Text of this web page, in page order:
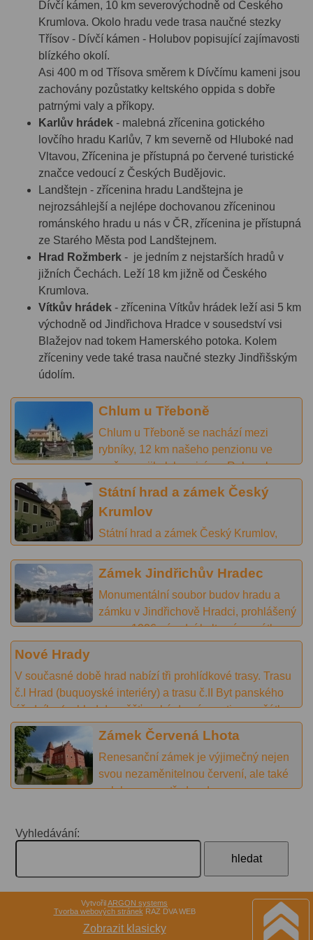
Dívčí kámen, 10 km severovýchodně od Českého
Krumlova. Okolo hradu vede trasa naučné stezky
Třísov - Dívčí kámen - Holubov popisující zajímavosti
blízkého okolí.
Asi 400 m od Třísova směrem k Dívčímu kameni jsou
zachovány pozůstatky keltského oppida s dobře
patrnými valy a příkopy.
Karlův hrádek - malebná zřícenina gotického
lovčího hradu Karlův, 7 km severně od Hluboké nad
Vltavou, Zřícenina je přístupná po červené turistické
značce vedoucí z Českých Budějovic.
Landštejn - zřícenina hradu Landštejna je
nejrozsáhlejší a nejlépe dochovanou zříceninou
románského hradu u nás v ČR, zřícenina je přístupná
ze Starého Města pod Landštejnem.
Hrad Rožmberk - je jedním z nejstarších hradů v
jižních Čechách. Leží 18 km jižně od Českého
Krumlova.
Vítkův hrádek - zřícenina Vítkův hrádek leží asi 5 km
východně od Jindřichova Hradce v sousedství vsi
Blažejov nad tokem Hamerského potoka. Kolem
zříceniny vede také trasa naučné stezky Jindřišským
údolím.
Chlum u Třeboně
Chlum u Třeboně se nachází mezi
rybníky, 12 km našeho penzionu ve
směru na jih, k hranicím s Rakouskem.
Celá oblast je vyhlášená cyklisty,
prochází zde několik cyklotras a najdete
zde nádhernou rybniční soustavu.
Státní hrad a zámek Český
Krumlov
Státní hrad a zámek Český Krumlov,
turistickým místem.
Zámek Jindřichův Hradec
Monumentální soubor budov hradu a
zámku v Jindřichově Hradci, prohlášený
v roce 1996 národní kulturní památkou,
patří k nejrozsáhlejším památkovým
Nové Hrady
V současné době hrad nabízí tři prohlídkové trasy. Trasu
č.I Hrad (buquoyské interiéry) a trasu č.II Byt panského
úředníka (pohled do měšťanské domácnosti na počátku
dvacátého století a v červenci a srpnu také trasu č. III.
hradní příkop.
Zámek Červená Lhota
Renesanční zámek je výjimečný nejen
svou nezaměnitelnou červení, ale také
polohou uprostřed vody.
Vyhledávání:
VytvořilARGON systems
Tvorba webových stránek RAZ DVA WEB
Zobrazit klasicky